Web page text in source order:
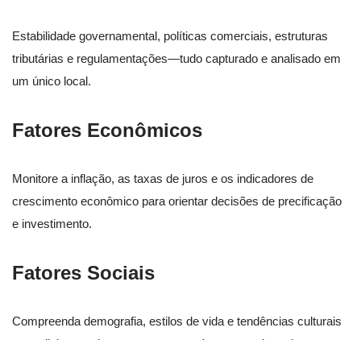
Estabilidade governamental, políticas comerciais, estruturas
tributárias e regulamentações—tudo capturado e analisado em
um único local.
Fatores Econômicos
Monitore a inflação, as taxas de juros e os indicadores de
crescimento econômico para orientar decisões de precificação
e investimento.
Fatores Sociais
Compreenda demografia, estilos de vida e tendências culturais